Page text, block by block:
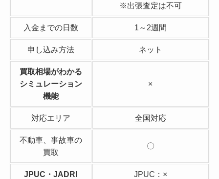
※出張査定は不可
入金までの日数 1～2週間
申し込み方法 ネット
買取相場がわかる
シミュレーション
機能
×
対応エリア 全国対応
不動車、事故車の
買取
〇
JPUC・JADRI
JPUC：×